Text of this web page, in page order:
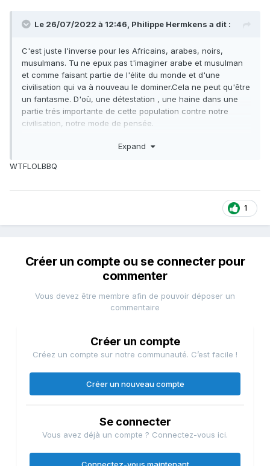
Le 26/07/2022 à 12:46, Philippe Hermkens a dit :
C'est juste l'inverse pour les Africains, arabes, noirs,
musulmans. Tu ne epux pas t'imaginer arabe et musulman
et comme faisant partie de l'élite du monde et d'une
civilisation qui va à nouveau le dominer.Cela ne peut qu'être
un fantasme. D'où, une détestation , une haine dans une
partie trés importante de cette population contre notre
civilisation, notre mode de pensée.
Expand
WTFLOLBBQ
1
Créer un compte ou se connecter pour
commenter
Vous devez être membre afin de pouvoir déposer un
commentaire
Créer un compte
Créez un compte sur notre communauté. C’est facile !
Créer un nouveau compte
Se connecter
Vous avez déjà un compte ? Connectez-vous ici.